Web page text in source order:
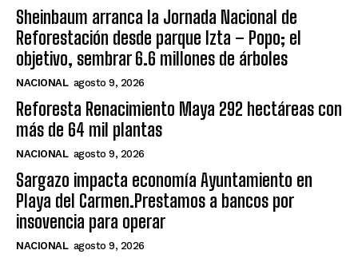
Sheinbaum arranca la Jornada Nacional de
Reforestación desde parque Izta – Popo; el
objetivo, sembrar 6.6 millones de árboles
NACIONAL agosto 9, 2026
Reforesta Renacimiento Maya 292 hectáreas con
más de 64 mil plantas
NACIONAL agosto 9, 2026
Sargazo impacta economía Ayuntamiento en
Playa del Carmen.Prestamos a bancos por
insovencia para operar
NACIONAL agosto 9, 2026